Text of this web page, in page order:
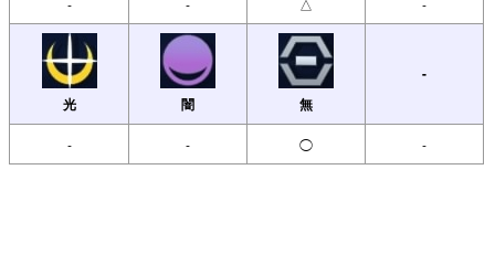
- - △ -
光 闇 無
-
- - ◯ -